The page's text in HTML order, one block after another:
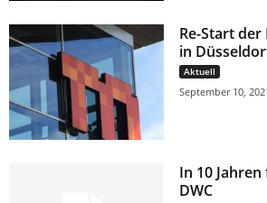
Re-Start
in
Aktuell
September 10,
In 10
DWC